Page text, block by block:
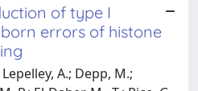
of type I
errors of histone
A.; Depp, M.;